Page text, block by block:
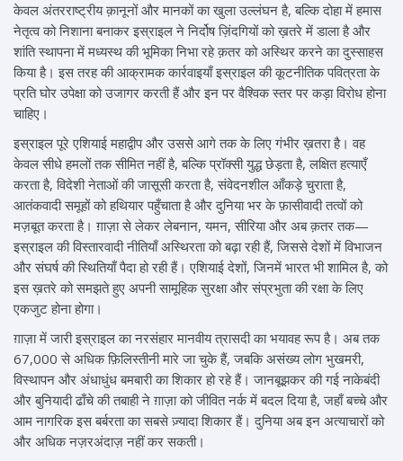
केवल अंतरराष्ट्रीय क़ानूनों और मानकों का खुला उल्लंघन है, बल्कि दोहा में हमास
नेतृत्व को निशाना बनाकर इस्राइल ने निर्दोष ज़िंदगियों को ख़तरे में डाला है और
शांति स्थापना में मध्यस्थ की भूमिका निभा रहे क़तर को अस्थिर करने का दुस्साहस
किया है। इस तरह की आक्रामक कार्रवाइयाँ इस्राइल की कूटनीतिक पवित्रता के
प्रति घोर उपेक्षा को उजागर करती हैं और इन पर वैश्विक स्तर पर कड़ा विरोध होना
चाहिए।
इस्राइल पूरे एशियाई महाद्वीप और उससे आगे तक के लिए गंभीर ख़तरा है। वह
केवल सीधे हमलों तक सीमित नहीं है, बल्कि प्रॉक्सी युद्ध छेड़ता है, लक्षित हत्याएँ
करता है, विदेशी नेताओं की जासूसी करता है, संवेदनशील आँकड़े चुराता है,
आतंकवादी समूहों को हथियार पहुँचाता है और दुनिया भर के फ़ासीवादी तत्वों को
मज़बूत करता है। ग़ाज़ा से लेकर लेबनान, यमन, सीरिया और अब क़तर तक—
इस्राइल की विस्तारवादी नीतियाँ अस्थिरता को बढ़ा रही हैं, जिससे देशों में विभाजन
और संघर्ष की स्थितियाँ पैदा हो रही हैं। एशियाई देशों, जिनमें भारत भी शामिल है, को
इस ख़तरे को समझते हुए अपनी सामूहिक सुरक्षा और संप्रभुता की रक्षा के लिए
एकजुट होना होगा।
ग़ाज़ा में जारी इस्राइल का नरसंहार मानवीय त्रासदी का भयावह रूप है। अब तक
67,000 से अधिक फ़िलिस्तीनी मारे जा चुके हैं, जबकि असंख्य लोग भुखमरी,
विस्थापन और अंधाधुंध बमबारी का शिकार हो रहे हैं। जानबूझकर की गई नाकेबंदी
और बुनियादी ढाँचे की तबाही ने ग़ाज़ा को जीवित नर्क में बदल दिया है, जहाँ बच्चे और
आम नागरिक इस बर्बरता का सबसे ज़्यादा शिकार हैं। दुनिया अब इन अत्याचारों को
और अधिक नज़रअंदाज़ नहीं कर सकती।